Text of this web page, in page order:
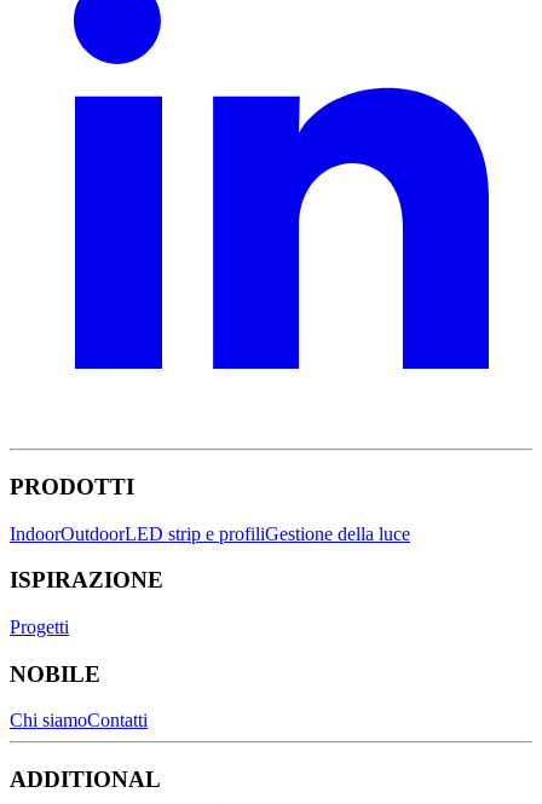
PRODOTTI
IndoorOutdoorLED strip e profiliGestione della luce
ISPIRAZIONE
Progetti
NOBILE
Chi siamoContatti
ADDITIONAL